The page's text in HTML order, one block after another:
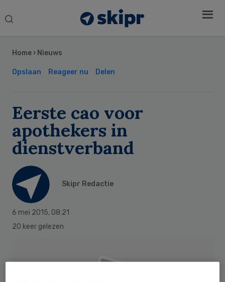
Search
Home › Nieuws
Opslaan Reageer nu Delen
Eerste cao voor
apothekers in
dienstverband
Skipr Redactie
6 mei 2015, 08:21
20 keer gelezen
Sidebar